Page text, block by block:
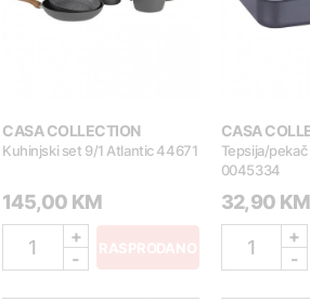
CASA COLLECTION
Kuhinjski set 9/1 Atlantic 44671
145,00 KM
1
+
-
RASPRODANO
CASA
Tepsija/
0045334
32,90 KM
1
+
-